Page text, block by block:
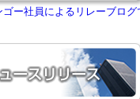
ゴー社員によるリレーブログ